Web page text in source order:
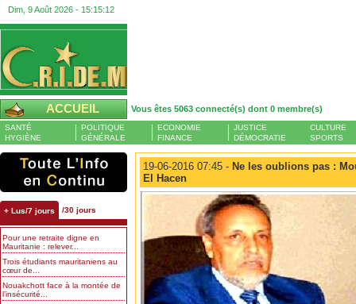
Dim, 9 Août 2026 - 15:15:13
ACCUEIL Vous êtes 5063 connecté(s) dont 0 membre(s)
SANTÉ
HYGIÈNE
POLITIQUE
GÉNÉRALE
ECONOMIE
FINANCE
JUSTICE
DÉMOCRATIE
CULTURE
SPORTS
+ Lus/7 jours /30 jours
Pour une retraite digne en
Mauritanie : relever...
Trois étudiants mauritaniens au
cœur de...
Nouakchott face à la montée de
l’insécurité...
19-06-2016 07:45 - Ne les oublions pas :
El Hacen